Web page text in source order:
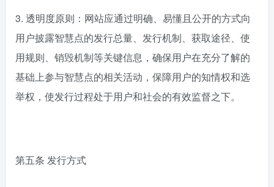
3. 透明度原则：网站应通过明确、易懂且公开的方式向
用户披露智慧点的发行总量、发行机制、获取途径、使
用规则、销毁机制等关键信息，确保用户在充分了解的
基础上参与智慧点的相关活动，保障用户的知情权和选
举权，使发行过程处于用户和社会的有效监督之下。
第五条 发行方式